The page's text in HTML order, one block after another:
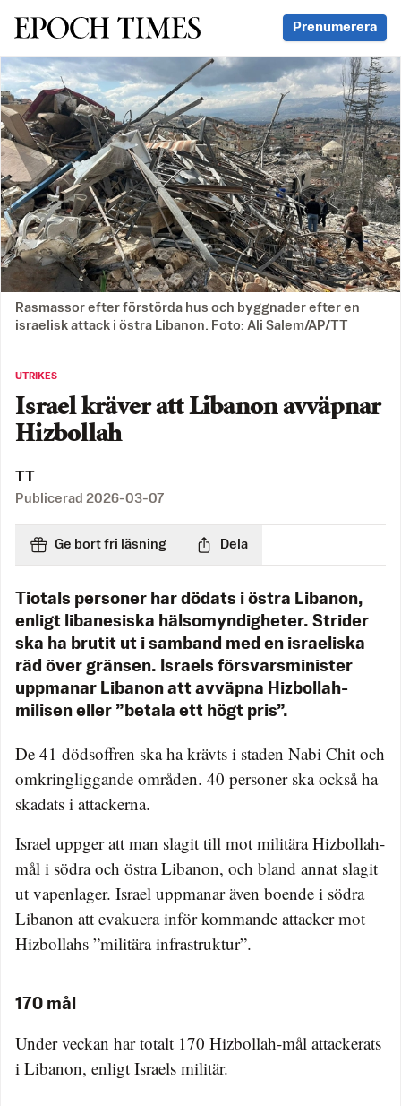
Svenska Epoch Times Prenumerera
Rasmassor efter förstörda hus och byggnader efter en
israelisk attack i östra Libanon. Foto: Ali Salem/AP/TT
UTRIKES
Israel kräver att Libanon avväpnar
Hizbollah
TT
Publicerad 2026-03-07
Ge bort fri läsning Dela
Tiotals personer har dödats i östra Libanon,
enligt libanesiska hälsomyndigheter. Strider
ska ha brutit ut i samband med en israeliska
räd över gränsen. Israels försvarsminister
uppmanar Libanon att avväpna Hizbollah-
milisen eller ”betala ett högt pris”.
De 41 dödsoffren ska ha krävts i staden Nabi Chit och
omkringliggande områden. 40 personer ska också ha
skadats i attackerna.
Israel uppger att man slagit till mot militära Hizbollah-
mål i södra och östra Libanon, och bland annat slagit
ut vapenlager. Israel uppmanar även boende i södra
Libanon att evakuera inför kommande attacker mot
Hizbollahs ”militära infrastruktur”.
170 mål
Under veckan har totalt 170 Hizbollah-mål attackerats
i Libanon, enligt Israels militär.